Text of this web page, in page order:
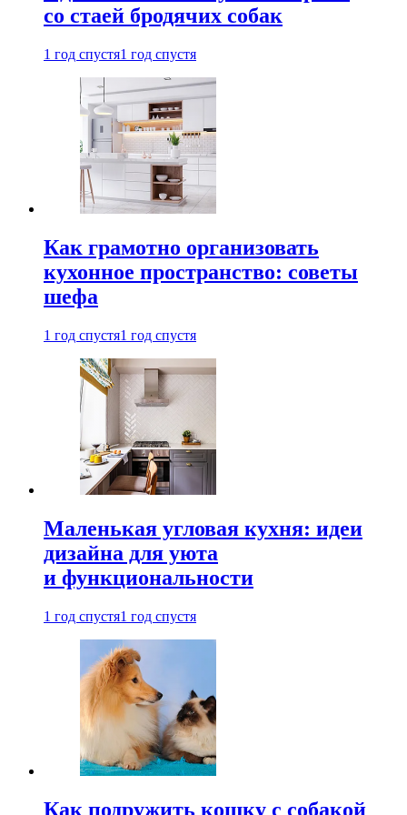
со стаей бродячих собак
1 год спустя1 год спустя
Как грамотно организовать
кухонное пространство: советы
шефа
1 год спустя1 год спустя
Маленькая угловая кухня: идеи
дизайна для уюта
и функциональности
1 год спустя1 год спустя
Как подружить кошку с собакой